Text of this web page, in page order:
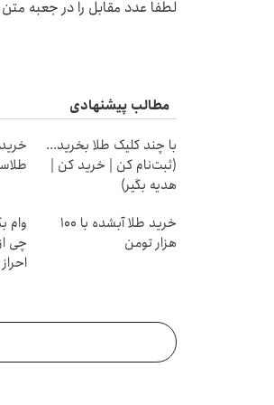
لطفا عدد مقابل را در جعبه متن
مطالب پیشنهادی
با چند کلیک طلا بخرید...
(ثبت‌نام کن | خرید کن |
هدیه بگیر)
خرید طلا آبشده با 100
هزار تومن
وام
چی